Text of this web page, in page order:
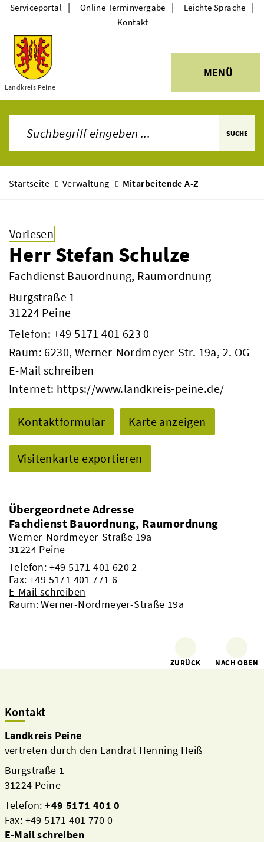
Themen
Landkreis Peine
MENÜ
Serviceportal | Online Terminvergabe | Leichte Sprache |
Kontakt
SUCHE
Startseite Verwaltung Mitarbeitende A-Z
Vorlesen
Herr Stefan Schulze
Fachdienst Bauordnung, Raumordnung
Burgstraße 1
31224 Peine
Telefon: +49 5171 401 623 0
Raum: 6230, Werner-Nordmeyer-Str. 19a, 2. OG
E-Mail schreiben
Internet: https://www.landkreis-peine.de/
Kontaktformular Karte anzeigen
Visitenkarte exportieren
Übergeordnete Adresse
Fachdienst Bauordnung, Raumordnung
Werner-Nordmeyer-Straße 19a
31224 Peine
Telefon: +49 5171 401 620 2
Fax: +49 5171 401 771 6
E-Mail schreiben
Raum: Werner-Nordmeyer-Straße 19a
ZURÜCK NACH OBEN
Kontakt
Landkreis Peine
vertreten durch den Landrat Henning Heiß
Burgstraße 1
31224 Peine
Telefon:+49 5171 401 0
Fax: +49 5171 401 770 0
E-Mail schreiben